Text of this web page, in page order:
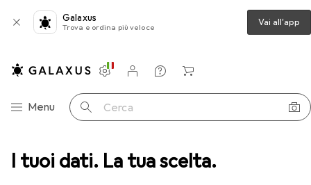
I tuoi dati. La tua scelta.
Galaxus
Trova e ordina più veloce Vai all'app
Categoria Navigazione
Menu Cerca
Impostazioni
Conto cliente
Liste di confronto
Liste dei desideri
Carrello
da nuoto Arena Tracce occhiali a specchio